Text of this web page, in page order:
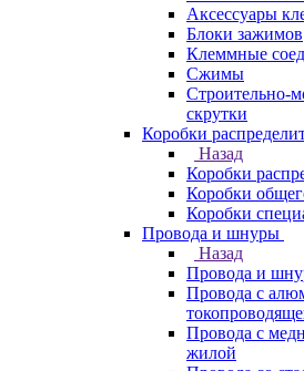
Аксессуары
Блоки зажимов
Клеммные
Сжимы
Строительно-
скрутки
Коробки
Назад
Коробки
Коробки
Коробки
Провода и шнуры
Назад
Провода и
Провода с
Провода с
жилой